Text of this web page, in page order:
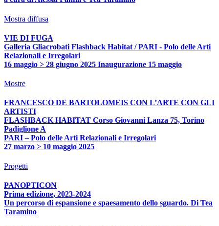
Mostra diffusa
VIE DI FUGA
Galleria Gliacrobati Flashback Habitat / PARI - Polo delle Arti
Relazionali e Irregolari
16 maggio > 28 giugno 2025 Inaugurazione 15 maggio
Mostre
FRANCESCO DE BARTOLOMEIS CON L’ARTE CON GLI
ARTISTI
FLASHBACK HABITAT Corso Giovanni Lanza 75, Torino
Padiglione A
PARI – Polo delle Arti Relazionali e Irregolari
27 marzo > 10 maggio 2025
Progetti
PANOPTICON
Prima edizione, 2023-2024
Un percorso di espansione e spaesamento dello sguardo. Di Tea
Taramino